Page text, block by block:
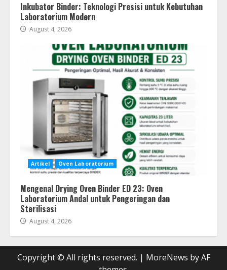
Inkubator Binder: Teknologi Presisi untuk Kebutuhan
Laboratorium Modern
August 4, 2026
Artikel Oven Laboratorium
Mengenal Drying Oven Binder ED 23: Oven
Laboratorium Andal untuk Pengeringan dan
Sterilisasi
August 4, 2026
Copyright © All rights reserved. | MoreNews by AF